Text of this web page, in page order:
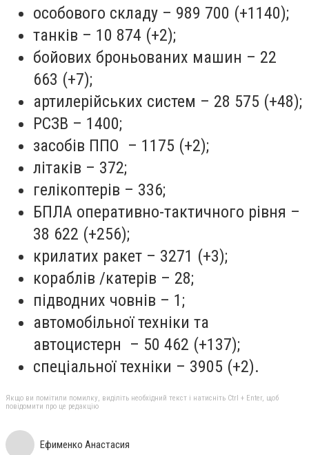
особового складу – 989 700 (+1140);
танків – 10 874 (+2);
бойових броньованих машин – 22
663 (+7);
артилерійських систем – 28 575 (+48);
РСЗВ – 1400;
засобів ППО – 1175 (+2);
літаків – 372;
гелікоптерів – 336;
БПЛА оперативно-тактичного рівня –
38 622 (+256);
крилатих ракет – 3271 (+3);
кораблів /катерів – 28;
підводних човнів – 1;
автомобільної техніки та
автоцистерн – 50 462 (+137);
спеціальної техніки – 3905 (+2).
Якщо ви помітили помилку, виділіть необхідний текст і натисніть Ctrl + Enter, щоб
повідомити про це редакцію
Ефименко Анастасия